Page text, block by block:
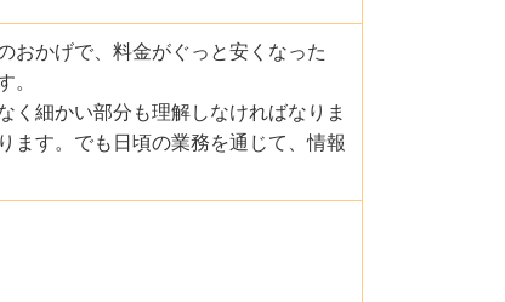
おかげで、料金がぐっと安くなった
く細かい部分も理解しなければなりま
ます。でも日頃の業務を通じて、情報